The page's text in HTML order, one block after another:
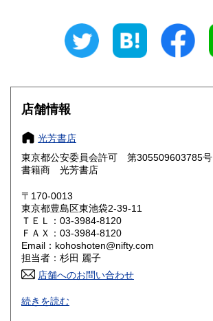
360円 三重県
大阪府
奈良県
鳥取県 360円 島根県
岡山県
山口県 360円
香川県 360円
高知県 360円
佐賀県
店舗情報
光芳書店
東京都公安委員会許可 第305509603785号
書籍商 光芳書店
〒170-0013
東京都豊島区東池袋2-39-11
ＴＥＬ：03-3984-8120
ＦＡＸ：03-3984-8120
Email：kohoshoten@nifty.com
担当者：杉田 麗子
店舗へのお問い合わせ
通販のみの営業です。
続きを読む